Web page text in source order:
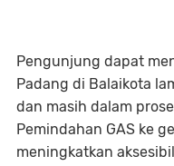
Pengunjung dapat
Padang di Balaikota
dan masih dalam
Pemindahan GAS ke
meningkatkan